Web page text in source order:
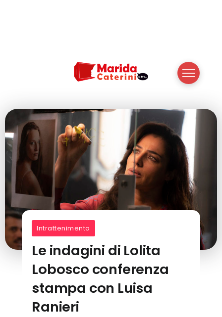
Intrattenimento
Le indagini di Lolita
Lobosco conferenza
stampa con Luisa
Ranieri